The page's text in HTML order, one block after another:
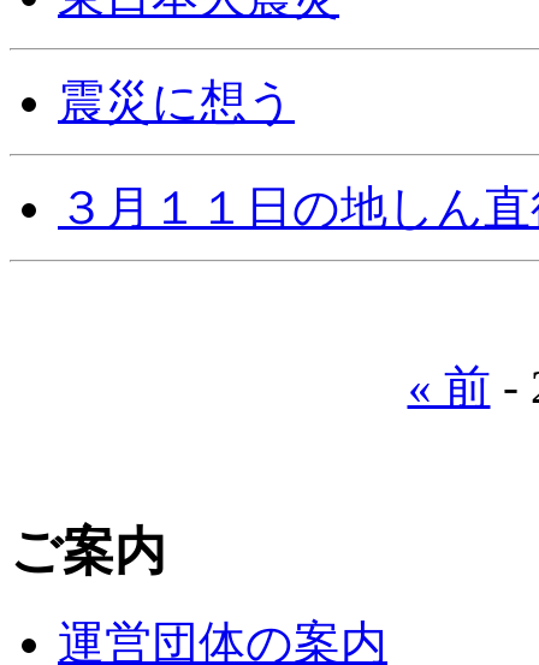
震災に想う
３月１１日の地しん
« 前 -
ご案内
運営団体の案内